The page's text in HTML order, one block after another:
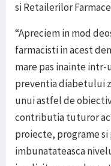
si Retailerilor
“Apreciem in mod
farmacisti in acest
mare pas inainte intr-
preventia diabetului
unui astfel de
contributia tuturor
proiecte, programe
imbunatateasca